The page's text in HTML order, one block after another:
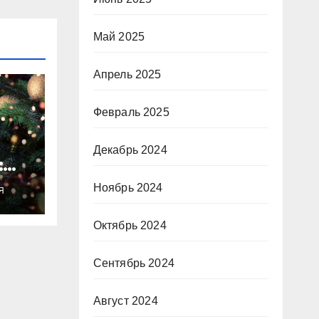
Май 2025
Апрель 2025
Февраль 2025
Декабрь 2024
Ноябрь 2024
Октябрь 2024
Сентябрь 2024
Август 2024